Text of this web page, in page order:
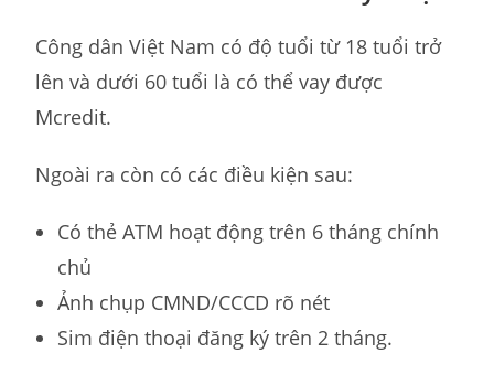
Công dân Việt Nam có độ tuổi từ 18 tuổi trở
lên và dưới 60 tuổi là có thể vay được
Mcredit.
Ngoài ra còn có các điều kiện sau:
Có thẻ ATM hoạt động trên 6 tháng chính
chủ
Ảnh chụp CMND/CCCD rõ nét
Sim điện thoại đăng ký trên 2 tháng.